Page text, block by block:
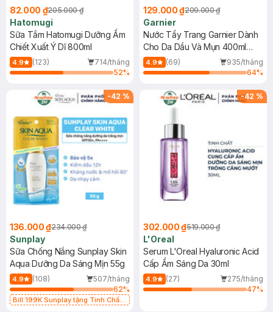
82.000 ₫205.000 ₫
Hatomugi
Sữa Tắm Hatomugi Dưỡng Ẩm
Chiết Xuất Ý Dĩ 800ml
4.9 (123)
714/tháng
52%
129.000 ₫209.000 ₫
Garnier
Nước Tẩy Trang Garnier Dành
Cho Da Dầu Và Mụn 400ml
(Mới)
4.9 (69)
935/tháng
64%
-42 %
136.000 ₫234.000 ₫
Sunplay
Sữa Chống Nắng Sunplay Skin
Aqua Dưỡng Da Sáng Mịn 55g
4.9 (108)
507/tháng
62%
Bill 199K Sunplay tặng Tinh Chất
-42 %
302.000 ₫519.000 ₫
L'Oreal
Serum L'Oreal Hyaluronic Acid
Cấp Ẩm Sáng Da 30ml
4.9 (27)
275/tháng
47%